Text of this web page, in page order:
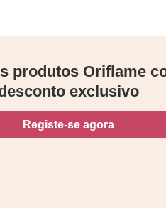
produtos Oriflame
exclusivo
Registe-se agora